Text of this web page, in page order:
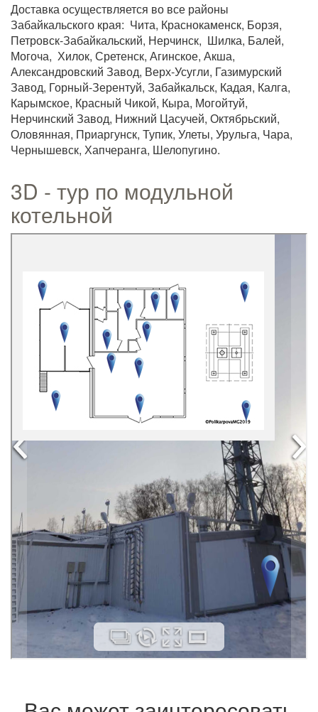
Доставка осуществляется во все районы
Забайкальского края: Чита, Краснокаменск, Борзя,
Петровск-Забайкальский, Нерчинск, Шилка, Балей,
Могоча, Хилок, Сретенск, Агинское, Акша,
Александровский Завод, Верх-Усугли, Газимурский
Завод, Горный-Зерентуй, Забайкальск, Кадая, Калга,
Карымское, Красный Чикой, Кыра, Могойтуй,
Нерчинский Завод, Нижний Цасучей, Октябрьский,
Оловянная, Приаргунск, Тупик, Улеты, Урульга, Чара,
Чернышевск, Хапчеранга, Шелопугино.
3D - тур по модульной
котельной